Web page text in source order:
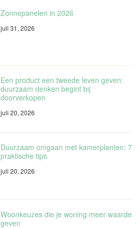
Zonnepanelen in 2026
juli 31, 2026
Een product een tweede leven geven:
duurzaam denken begint bij
doorverkopen
juli 20, 2026
Duurzaam omgaan met kamerplanten: 7
praktische tips
juli 20, 2026
Woonkeuzes die je woning meer waarde
geven